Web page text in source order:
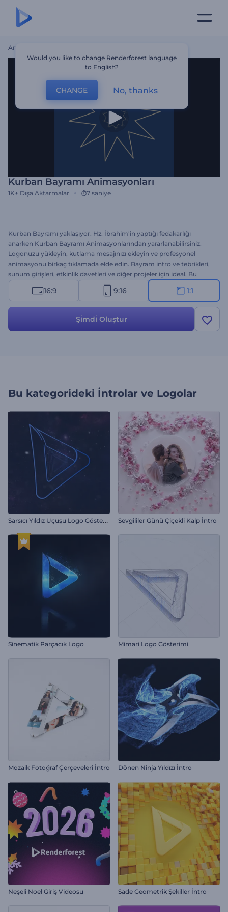
Ana Sayfa
Kurban Bayramı Animasyonları
1K+ Dışa Aktarmalar 7 saniye
Kurban Bayramı yaklaşıyor. Hz. İbrahim'in yaptığı fedakarlığı
anarken Kurban Bayramı Animasyonlarından yararlanabilirsiniz.
Logonuzu yükleyin, kutlama mesajınızı ekleyin ve profesyonel
animasyonu birkaç tıklamada elde edin. Bayram intro ve tebrikleri,
sunum girişleri, etkinlik davetleri ve diğer projeler için ideal. Bu
tematik intro ile bayram coşkusunu dolu dolu yaşayın ve yaşatın.
Hemen şimdi deneyin!
16:9 9:16 1:1
Şi̇mdi̇ Oluştur
Bu kategorideki İntrolar ve Logolar
S
arsıcı Yıldız Uçuşu Logo Gösterimi Sevgililer Günü Çiçekli Kalp İntro
Sinematik Parçacık Logo Mimari Logo Gösterimi
Mozaik Fotoğraf Çerçeveleri İntro Dönen Ninja Yıldızı İntro
Neşeli Noel Giriş Videosu Sade Geometrik Şekiller İntro
Would you like to change Renderforest language
to English?
CHANGE No, thanks